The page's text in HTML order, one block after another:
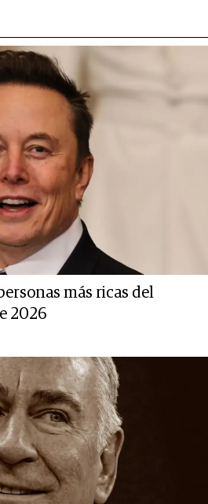
más ricas del
2026